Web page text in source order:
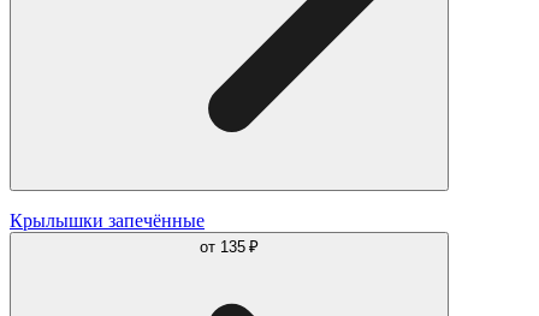
Крылышки запечённые
от 135 ₽